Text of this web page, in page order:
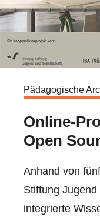
Pädagogische
Online-
Open
Anhand von
Stiftung
integrierte